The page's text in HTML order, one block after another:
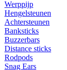
Werppijp
Hengelsteunen
Achtersteunen
Banksticks
Buzzerbars
Distance sticks
Rodpods
Snag Ears